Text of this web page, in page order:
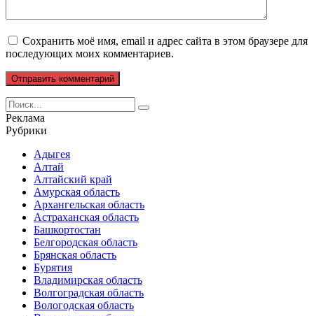
Сохранить моё имя, email и адрес сайта в этом браузере для
последующих моих комментариев.
Search
for:
Реклама
Рубрики
Адыгея
Алтай
Алтайский край
Амурская область
Архангельская область
Астраханская область
Башкортостан
Белгородская область
Брянская область
Бурятия
Владимирская область
Волгоградская область
Вологодская область